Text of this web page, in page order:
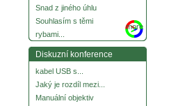
Snad z jiného úhlu
Souhlasím s těmi
rybami...
more
Diskuzní konference
kabel USB s...
Jaký je rozdíl mezi...
Manuální objektiv